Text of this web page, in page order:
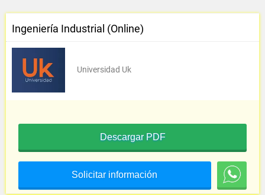
Ingeniería Industrial (Online)
Universidad Uk
Descargar PDF
Solicitar información